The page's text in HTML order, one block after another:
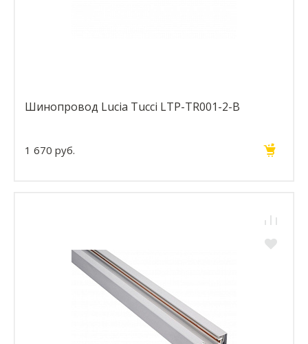
Шинопровод Lucia Tucci LTP-TR001-2-B
1 670 руб.